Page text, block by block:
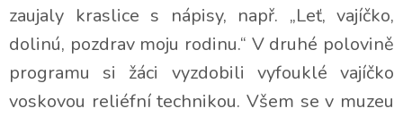
zaujaly kraslice s nápisy, např. „Leť, vajíčko,
dolinú, pozdrav moju rodinu.“ V druhé polovině
programu si žáci vyzdobili vyfouklé vajíčko
voskovou reliéfní technikou. Všem se v muzeu